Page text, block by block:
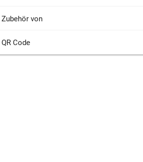
Zubehör von
QR Code